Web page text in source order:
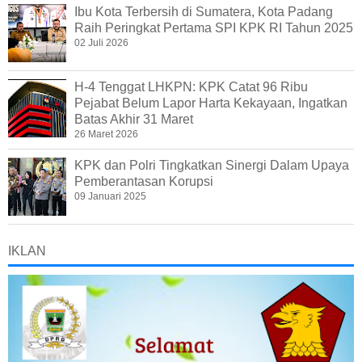
Ibu Kota Terbersih di Sumatera, Kota Padang
Raih Peringkat Pertama SPI KPK RI Tahun 2025
02 Juli 2026
H-4 Tenggat LHKPN: KPK Catat 96 Ribu
Pejabat Belum Lapor Harta Kekayaan, Ingatkan
Batas Akhir 31 Maret
26 Maret 2026
KPK dan Polri Tingkatkan Sinergi Dalam Upaya
Pemberantasan Korupsi
09 Januari 2025
IKLAN